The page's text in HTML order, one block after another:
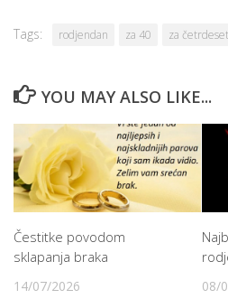
Tags: rodjendan za 40 za
YOU MAY ALSO LIKE...
Čestitke povodom
sklapanja braka
14/07/2026 08/